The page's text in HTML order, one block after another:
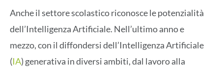
Anche il settore scolastico riconosce le potenzialità
dell’Intelligenza Artificiale. Nell’ultimo anno e
mezzo, con il diffondersi dell’Intelligenza Artificiale
(IA) generativa in diversi ambiti, dal lavoro alla